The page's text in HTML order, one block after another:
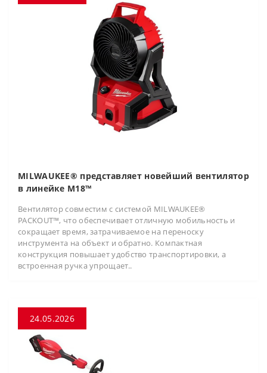
MILWAUKEE® представляет новейший вентилятор
в линейке M18™
Вентилятор совместим с системой MILWAUKEE®
PACKOUT™, что обеспечивает отличную мобильность и
сокращает время, затрачиваемое на переноску
инструмента на объект и обратно. Компактная
конструкция повышает удобство транспортировки, а
встроенная ручка упрощает..
24.05.2026